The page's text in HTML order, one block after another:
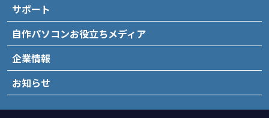
サポート
自作パソコンお役立ちメディア
企業情報
お知らせ